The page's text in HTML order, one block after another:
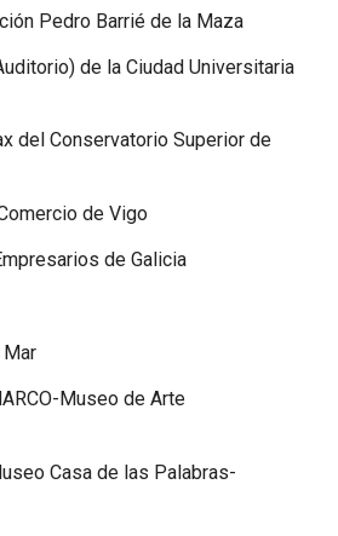
Pedro Barrié de la Maza
de la Ciudad Universitaria
del Conservatorio Superior de
de Vigo
de Galicia
Museo de Arte
Casa de las Palabras-